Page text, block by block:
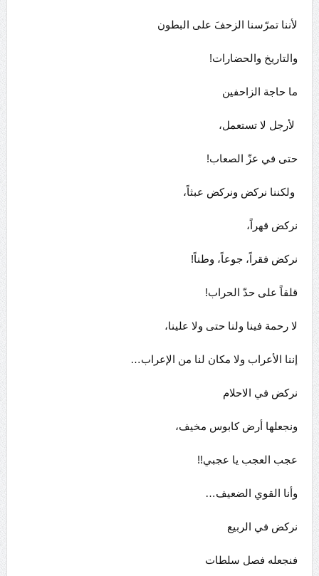
لأننا تمرّسنا الزحفَ على البطون
والتاريخ والحضارات!
ما حاجة الزاحفين
لأرجل لا تستعمل،
حتى في عزّ الصعاب!
ولكننا نركض ونركض عبثاً،
نركض قهراً،
نركض فقراً، جوعاً، وطناً!
قلقاً على حدّ الحراب!
لا رحمة فينا ولنا حتى ولا علينا،
إننا الأعراب ولا مكان لنا من الإعراب…
نركض في الاحلام
ونجعلها أرض كابوس مخيف،
عجب العجب يا عجبي!!
وأنا القوي الضعيف…
نركض في الربيع
فنجعله فصل سلطات